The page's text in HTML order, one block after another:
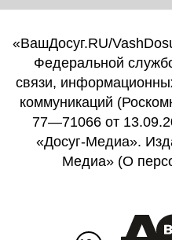
«ВашДосуг.RU/
Федеральной
связи,
коммуникаций
77—71066 от
«Досуг-Медиа».
Медиа» (О